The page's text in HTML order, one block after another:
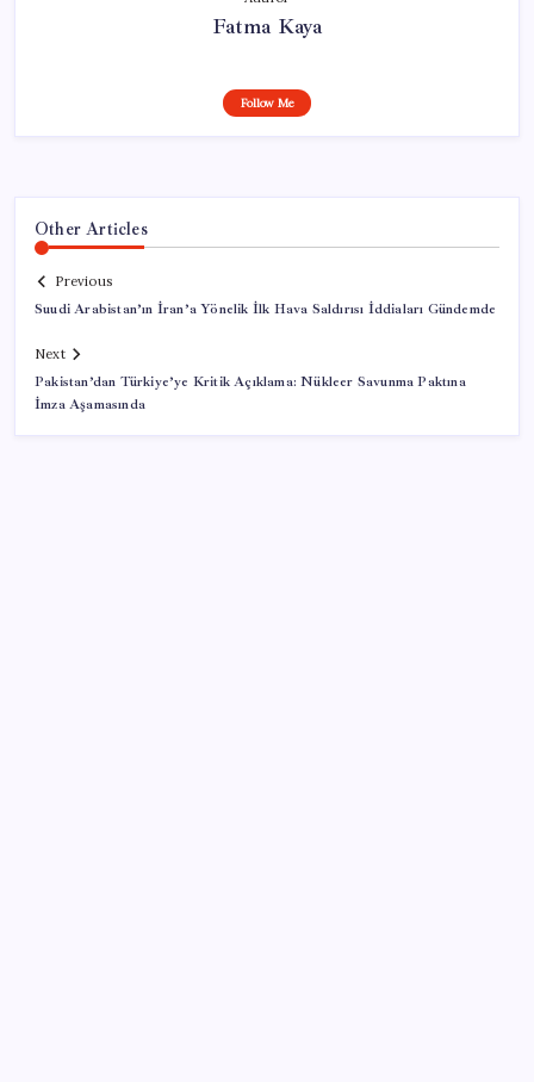
Fatma Kaya
Follow Me
Other Articles
Previous
Suudi Arabistan’ın İran’a Yönelik İlk Hava Saldırısı İddiaları Gündemde
Next
Pakistan’dan Türkiye’ye Kritik Açıklama: Nükleer Savunma Paktına
İmza Aşamasında